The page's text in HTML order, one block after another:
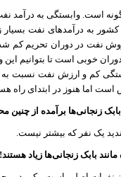
کشور به درآمدهای نفت
نفت در دوران تحریم کم شده
خوبی است تا بتوانیم
کم و ارزش نفت نسبت به
است اما هنوز در ابتدای راه
بابک زنجانی‌ها برآمده از چنین
یک نفر که بیشتر نیست.
مانند بابک زنجانی‌ها زیاد هستند!